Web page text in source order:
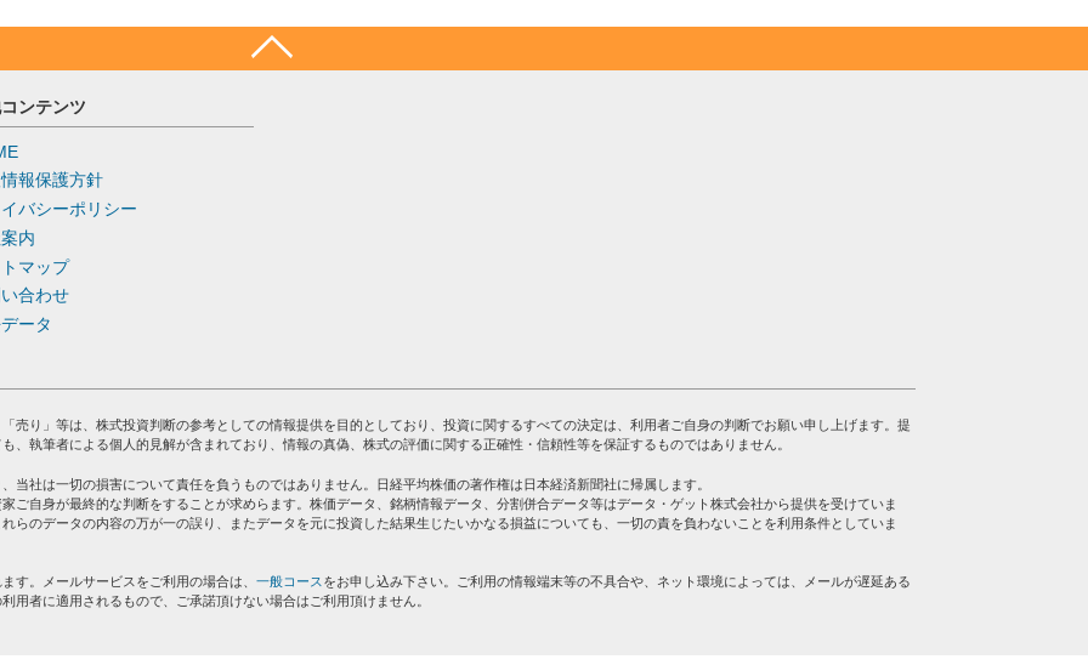
ンテンツ
報保護方針
バシーポリシー
内
マップ
合わせ
ータ
売り」等は、株式投資判断の参考としての情報提供を目的としており、投資に関するすべての決定は、利用者ご自身の判断でお願い申し上げます。提
、執筆者による個人的見解が含まれており、情報の真偽、株式の評価に関する正確性・信頼性等を保証するものではありません。
当社は一切の損害について責任を負うものではありません。日経平均株価の著作権は日本経済新聞社に帰属します。
ご自身が最終的な判断をすることが求めらます。株価データ、銘柄情報データ、分割併合データ等はデータ・ゲット株式会社から提供を受けていま
らのデータの内容の万が一の誤り、またデータを元に投資した結果生じたいかなる損益についても、一切の責を負わないことを利用条件としていま
す。メールサービスをご利用の場合は、 一般コースをお申し込み下さい。ご利用の情報端末等の不具合や、ネット環境によっては、メールが遅延ある
用者に適用されるもので、ご承諾頂けない場合はご利用頂けません。